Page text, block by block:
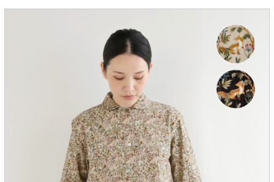
レギンス・インナー
服飾雑貨
全てのアイテム
SALE ITEM
福袋
ブランド